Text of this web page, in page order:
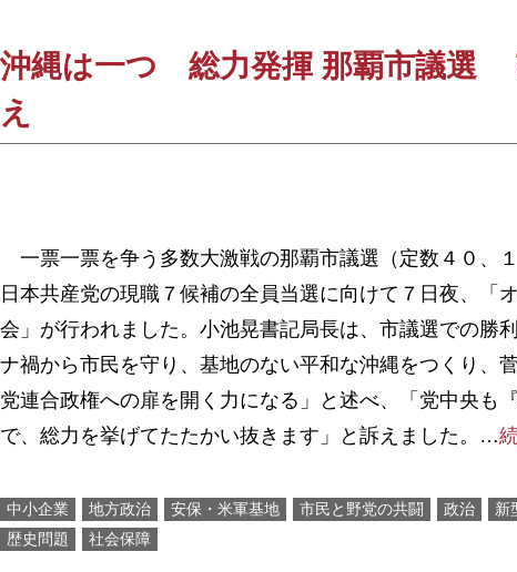
沖縄は一つ 総力発揮 那覇市議選
え
一票一票を争う多数大激戦の那覇市議選（定数４０、１
日本共産党の現職７候補の全員当選に向けて７日夜、「
会」が行われました。小池晃書記局長は、市議選での勝
ナ禍から市民を守り、基地のない平和な沖縄をつくり、
党連合政権への扉を開く力になる」と述べ、「党中央も『
で、総力を挙げてたたかい抜きます」と訴えました。…
中小企業 地方政治 安保・米軍基地 市民と野党の共闘 政治
新
歴史問題
社会保障